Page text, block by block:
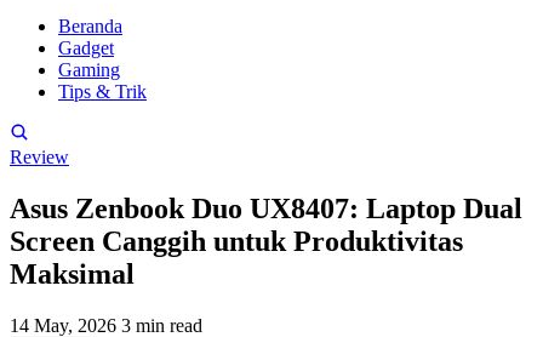
Beranda
Gadget
Gaming
Tips & Trik
Review
Asus Zenbook Duo UX8407: Laptop Dual
Screen Canggih untuk Produktivitas
Maksimal
14 May, 2026 3 min read